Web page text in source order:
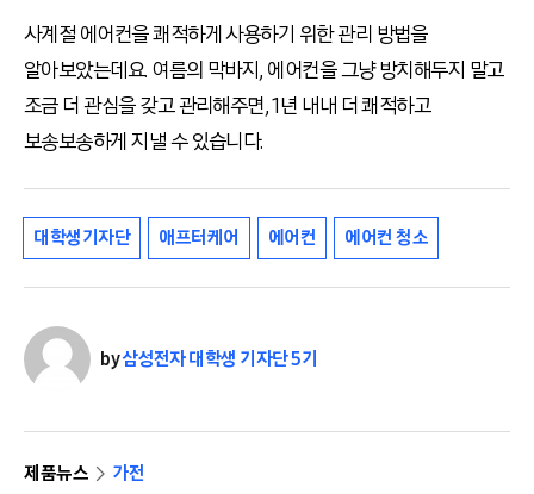
사계절 에어컨을 쾌적하게 사용하기 위한 관리 방법을
알아보았는데요. 여름의 막바지, 에어컨을 그냥 방치해두지 말고
조금 더 관심을 갖고 관리해주면, 1년 내내 더 쾌적하고
보송보송하게 지낼 수 있습니다.
대학생기자단 애프터케어 에어컨 에어컨 청소
by삼성전자 대학생 기자단 5기
제품뉴스
가전